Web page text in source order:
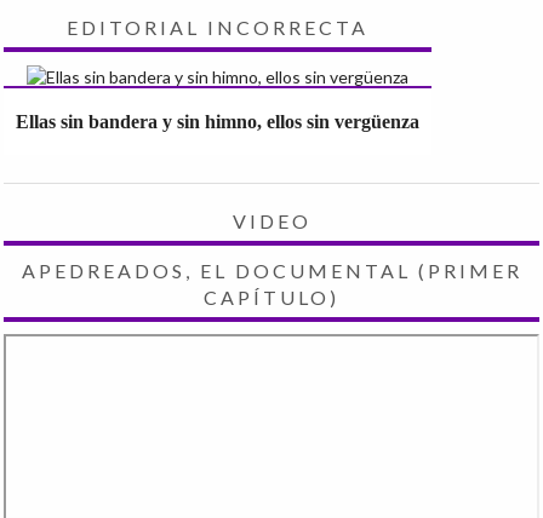
EDITORIAL INCORRECTA
Ellas sin bandera y sin himno, ellos sin vergüenza
VIDEO
APEDREADOS, EL DOCUMENTAL (PRIMER
CAPÍTULO)